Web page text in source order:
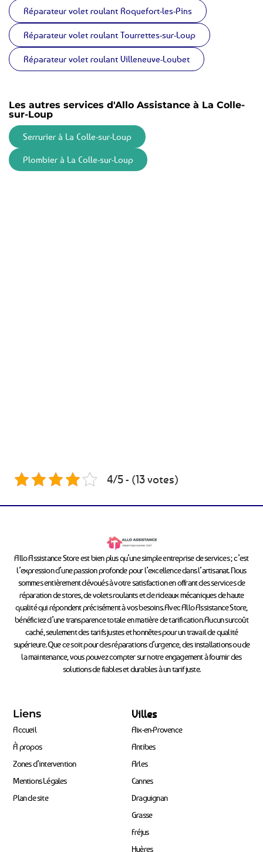
Réparateur volet roulant Roquefort-les-Pins
Réparateur volet roulant Tourrettes-sur-Loup
Réparateur volet roulant Villeneuve-Loubet
Les autres services d'Allo Assistance à La Colle-
sur-Loup
Serrurier à La Colle-sur-Loup
Plombier à La Colle-sur-Loup
4/5 - (13 votes)
Allo Assistance Store est bien plus qu’une simple entreprise de services ; c’est
l’expression d’une passion profonde pour l’excellence dans l’artisanat. Nous
sommes entièrement dévoués à votre satisfaction en offrant des services de
réparation de stores, de volets roulants et de rideaux mécaniques de haute
qualité qui répondent précisément à vos besoins. Avec Allo Assistance Store,
bénéficiez d’une transparence totale en matière de tarification. Aucun surcoût
caché, seulement des tarifs justes et honnêtes pour un travail de qualité
supérieure. Que ce soit pour des réparations d’urgence, des installations ou de
la maintenance, vous pouvez compter sur notre engagement à fournir des
solutions de fiables et durables à un tarif juste.
Liens
Accueil
À propos
Zones d’intervention
Mentions Légales
Plan de site
Villes
Aix-en-Provence
Antibes
Arles
Cannes
Draguignan
Grasse
Fréjus
Hyères